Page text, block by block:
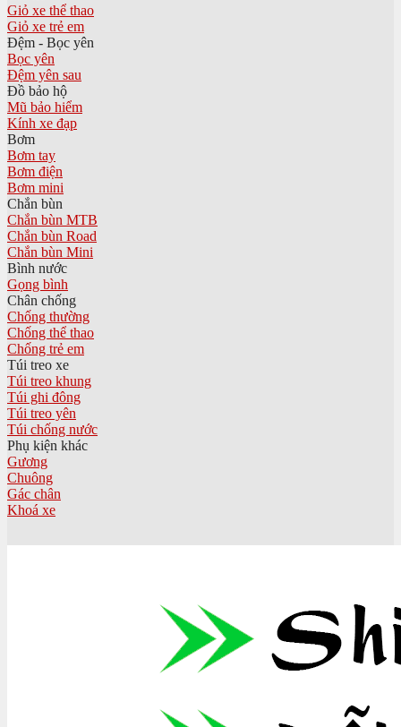
Giỏ xe thể thao
Giỏ xe trẻ em
Đệm - Bọc yên
Bọc yên
Đệm yên sau
Đồ bảo hộ
Mũ bảo hiểm
Kính xe đạp
Bơm
Bơm tay
Bơm điện
Bơm mini
Chắn bùn
Chắn bùn MTB
Chắn bùn Road
Chắn bùn Mini
Bình nước
Gọng bình
Chân chống
Chống thường
Chống thể thao
Chống trẻ em
Túi treo xe
Túi treo khung
Túi ghi đông
Túi treo yên
Túi chống nước
Phụ kiện khác
Gương
Chuông
Gác chân
Khoá xe